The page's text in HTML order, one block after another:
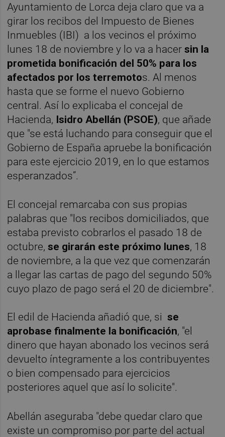
Ayuntamiento de Lorca deja claro que va a
girar los recibos del Impuesto de Bienes
Inmuebles (IBI) a los vecinos el próximo
lunes 18 de noviembre y lo va a hacersin la
prometida bonificación del 50% para los
afectados por los terremotos. Al menos
hasta que se forme el nuevo Gobierno
central. Así lo explicaba el concejal de
Hacienda, Isidro Abellán (PSOE), que añade
que "se está luchando para conseguir que el
Gobierno de España apruebe la bonificación
para este ejercicio 2019, en lo que estamos
esperanzados”.
El concejal remarcaba con sus propias
palabras que "los recibos domiciliados, que
estaba previsto cobrarlos el pasado 18 de
octubre,se girarán este próximo lunes, 18
de noviembre, a la que vez que comenzarán
a llegar las cartas de pago del segundo 50%
cuyo plazo de pago será el 20 de diciembre".
El edil de Hacienda añadió que, sise
aprobase finalmente la bonificación, "el
dinero que hayan abonado los vecinos será
devuelto íntegramente a los contribuyentes
o bien compensado para ejercicios
posteriores aquel que así lo solicite".
Abellán aseguraba "debe quedar claro que
existe un compromiso por parte del actual